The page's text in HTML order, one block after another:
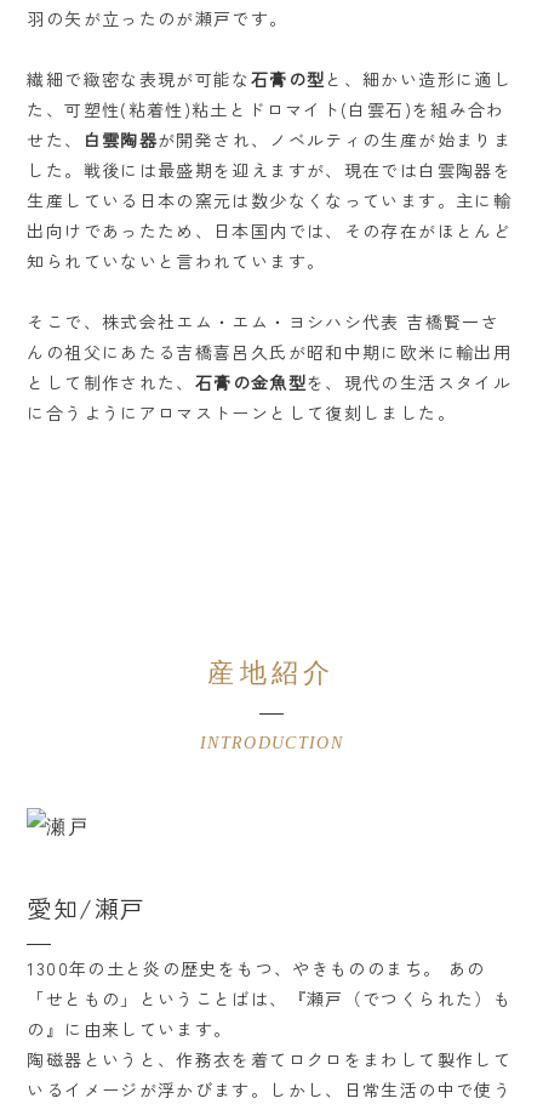
羽の矢が立ったのが瀬戸です。
繊細で緻密な表現が可能な 石膏の型 と、細かい造形に適し
た、可塑性(粘着性)粘土とドロマイト(白雲石)を組み合わ
せた、
白雲陶器が開発され、ノベルティの生産が始まりま
した。戦後には最盛期を迎えますが、現在では白雲陶器を
生産している日本の窯元は数少なくなっています。主に輸
出向けであったため、日本国内では、その存在がほとんど
知られていないと言われています。
そこで、株式会社エム・エム・ヨシハシ代表 吉橋賢一さ
んの祖父にあたる吉橋喜呂久氏が昭和中期に欧米に輸出用
として制作された、 石膏の金魚型を、現代の生活スタイル
に合うようにアロマストーンとして復刻しました。
産地紹介
INTRODUCTION
愛知/瀬戸
1300年の土と炎の歴史をもつ、やきもののまち。 あの
「せともの」ということばは、『瀬戸（でつくられた）も
の』に由来しています。
陶磁器というと、作務衣を着てロクロをまわして製作して
いるイメージが浮かびます。しかし、日常生活の中で使う